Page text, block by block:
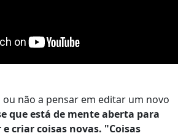
ou não a pensar em editar um novo
que está de mente aberta para
criar coisas novas. "Coisas